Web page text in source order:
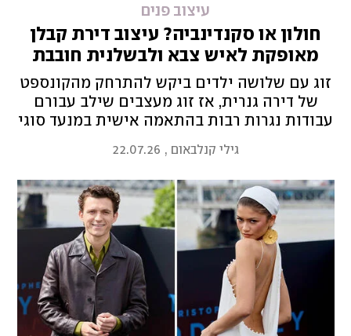
עיצוב פנים
חולון או סקנדינביה? עיצוב דירת קבלן
מאופקת לאיש צבא ולבשלנית חובבת
זוג עם שלושה ילדים ביקש להתרחק מהקונספט
של דירה גנרית, אז זוג מעצבים שילב עבורם
עבודות נגרות רבות בהתאמה אישית במנעד סוגי
גילי קנלבאום ,
22.07.26